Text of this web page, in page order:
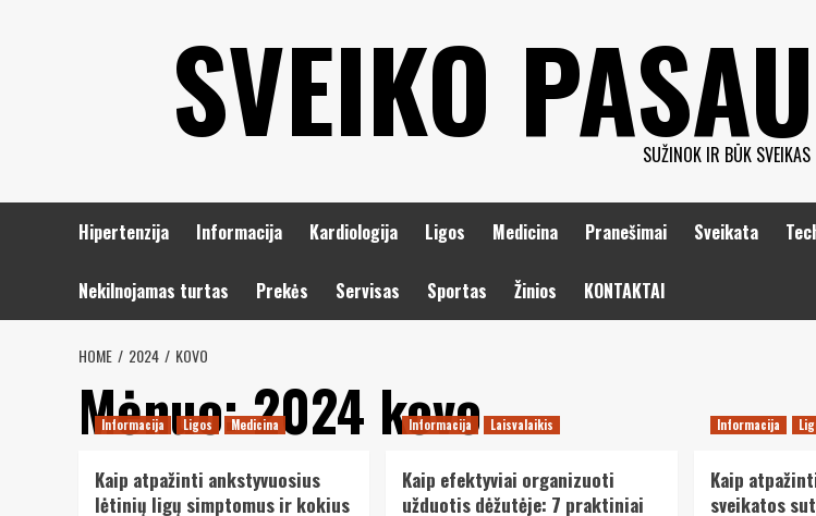
SVEIKO SUŽINOK IR BŪK SVEIKAS
Hipertenzija Informacija Kardiologija Ligos Medicina Pranešimai Sveikata
Nekilnojamas turtas Prekės Servisas Sportas Žinios KONTAKTAI
HOME 2024 KOVO
Mėnuo:2024 kovo
Informacija Ligos Medicina
Kaip atpažinti ankstyvuosius
lėtinių ligų simptomus ir kokius
Informacija Laisvalaikis
Kaip efektyviai organizuoti
užduotis dėžutėje: 7 praktiniai
Informacija
Kaip
sveikatos